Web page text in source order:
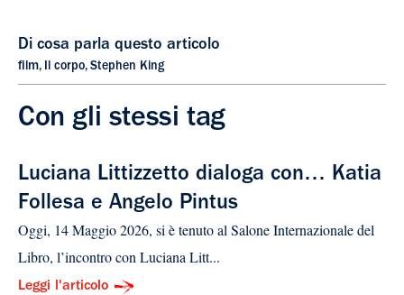
Di cosa parla questo articolo
film, Il corpo, Stephen King
Con gli stessi tag
Luciana Littizzetto dialoga con… Katia
Follesa e Angelo Pintus
Oggi, 14 Maggio 2026, si è tenuto al Salone Internazionale del
Libro, l’incontro con Luciana Litt...
Leggi l'articolo